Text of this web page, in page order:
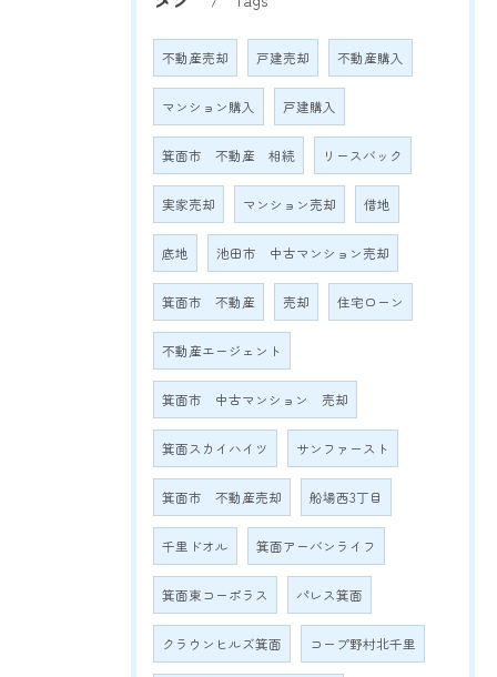
不動産売却 戸建売却 不動産購入
マンション購入 戸建購入
箕面市 不動産 相続 リースバック
実家売却 マンション売却 借地
底地 池田市 中古マンション売却
箕面市 不動産 売却 住宅ローン
不動産エージェント
箕面市 中古マンション 売却
箕面スカイハイツ サンファースト
箕面市 不動産売却 船場西3丁目
千里ドオル 箕面アーバンライフ
箕面東コーポラス パレス箕面
クラウンヒルズ箕面 コープ野村北千里